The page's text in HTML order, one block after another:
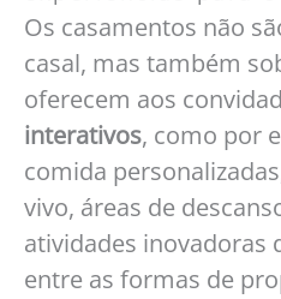
Os casamentos não
casal, mas também
oferecem aos
interativos, como por
comida
vivo, áreas de
atividades inovadoras
entre as formas de